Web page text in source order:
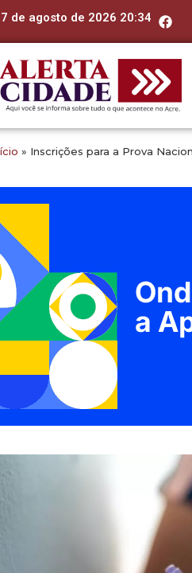
de agosto de 2026 20:34
» Inscrições para a Prova